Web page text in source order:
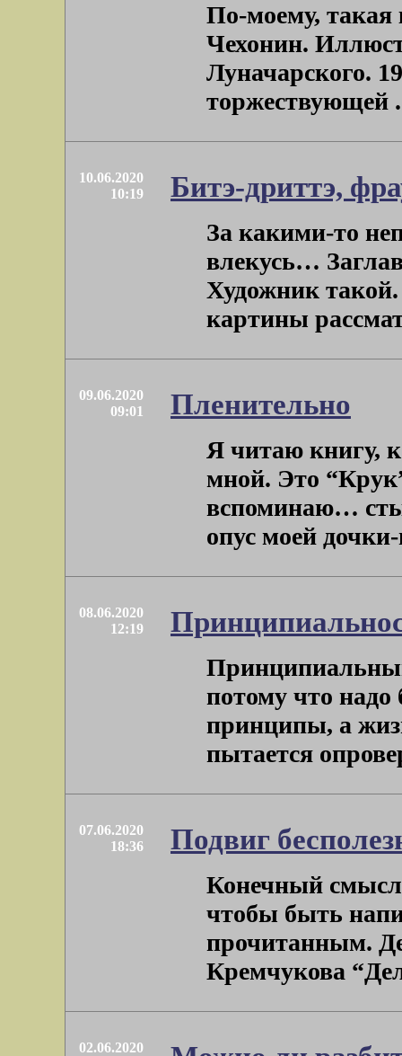
По-моему, такая
Чехонин.
Луначарского.
торжествующей
10.06.2020
10:19
Битэ-дриттэ,
За какими-то
влекусь…
Художник
картины
09.06.2020
09:01
Пленительно
Я читаю книгу,
мной. Это
вспоминаю…
опус моей
08.06.2020
12:19
потому что надо
принципы, а
пытается
07.06.2020
18:36
Подвиг
Конечный смысл
чтобы быть
прочитанным.
Кремчукова
02.06.2020